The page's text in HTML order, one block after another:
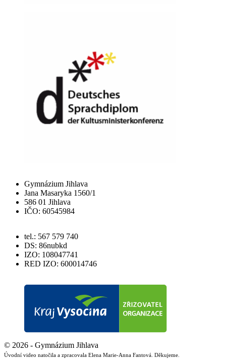
Gymnázium Jihlava
Jana Masaryka 1560/1
586 01 Jihlava
IČO: 60545984
tel.: 567 579 740
DS: 86nubkd
IZO: 108047741
RED IZO: 600014746
© 2026 - Gymnázium Jihlava
Úvodní video natočila a zpracovala Elena Marie-Anna Fantová. Děkujeme.